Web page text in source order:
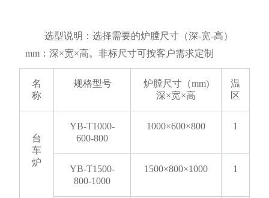
选型说明：选择需要的炉膛尺寸（深-宽-高）
mm：深×宽×高。非标尺寸可按客户需求定制
名
称
规格型号
炉膛尺寸（mm)
深×宽×高
温
区
台
车
炉
YB-T1000-
600-800
1000×600×800 1
YB-T1500-
800-1000
1500×800×1000 1